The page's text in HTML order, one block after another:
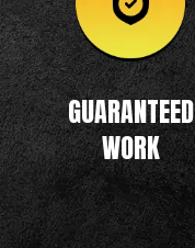
GUARANTEED
WORK